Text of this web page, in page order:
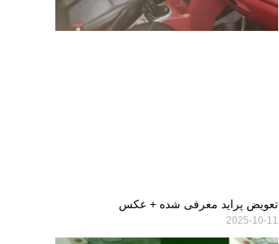
تعویض پراید معرفی شده + عکس
2025-10-11